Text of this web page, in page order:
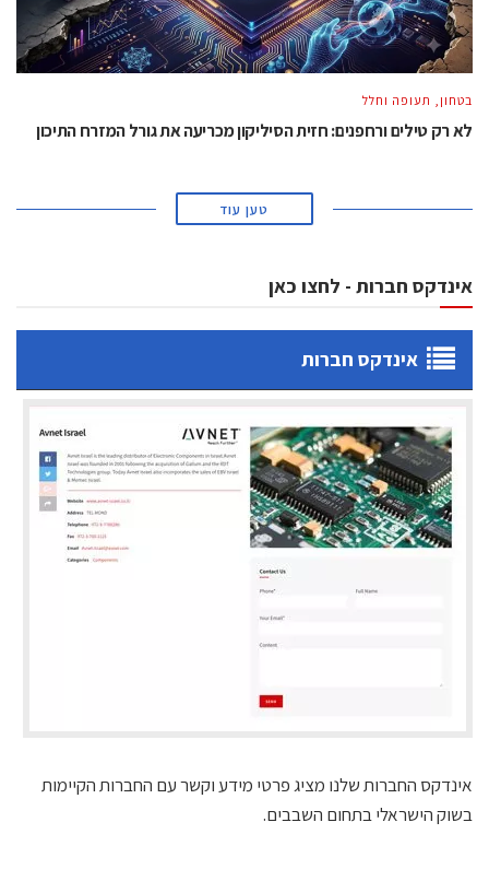
בטחון, תעופה וחלל
לא רק טילים ורחפנים: חזית הסיליקון מכריעה את גורל המזרח התיכון
טען עוד
אינדקס חברות - לחצו כאן
אינדקס חברות
אינדקס החברות שלנו מציג פרטי מידע וקשר עם החברות הקיימות
בשוק הישראלי בתחום השבבים.